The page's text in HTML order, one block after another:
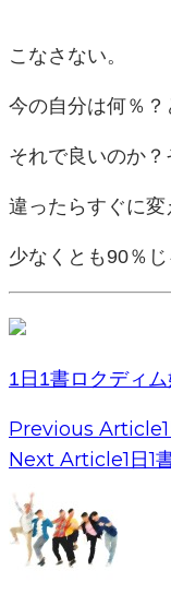
こなさない。
今の自分は何％？
それで良いのか
違ったらすぐに変
少なくとも90％
1日1書ロクディム
Previous Article
Next Article1日1